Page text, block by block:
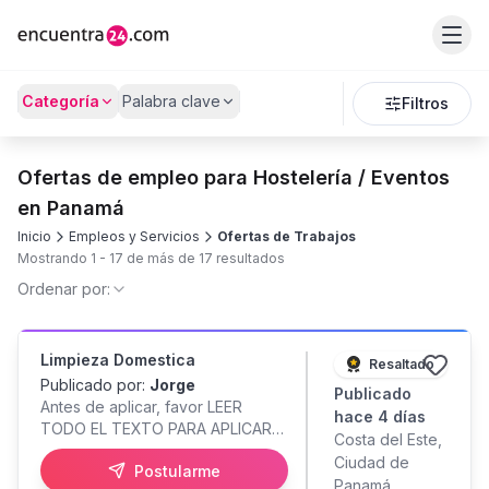
Categoría Palabra clave Filtros
Ofertas de empleo para Hostelería / Eventos
en Panamá
Inicio Empleos y Servicios
Ofertas de Trabajos
Mostrando 1 - 17 de más de 17 resultados
Ordenar por:
Limpieza Domestica
Publicado por: Jorge
Antes de aplicar, favor LEER
TODO EL TEXTO PARA APLICAR
Buscamos Trabajadora doméstica
joven, proactiva y detallista con
Postularme
Resaltado
Publicado
hace 4 días
Costa del Este,
Ciudad de